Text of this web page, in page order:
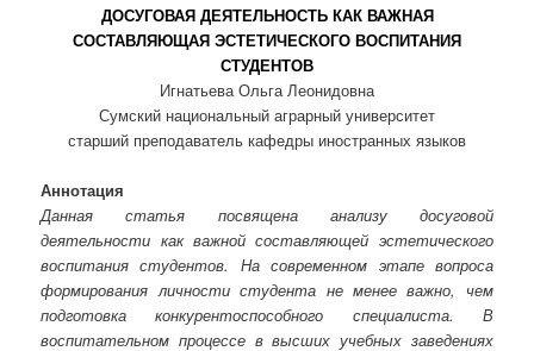
ДОСУГОВАЯ ДЕЯТЕЛЬНОСТЬ КАК ВАЖНАЯ
СОСТАВЛЯЮЩАЯ ЭСТЕТИЧЕСКОГО ВОСПИТАНИЯ
СТУДЕНТОВ
Игнатьева Ольга Леонидовна
Сумский национальный аграрный университет
старший преподаватель кафедры иностранных языков
Аннотация
Данная статья посвящена анализу досуговой
деятельности как важной составляющей эстетического
воспитания студентов. На современном этапе вопроса
формирования личности студента не менее важно, чем
подготовка конкурентоспособного специалиста. В
воспитательном процессе в высших учебных заведениях